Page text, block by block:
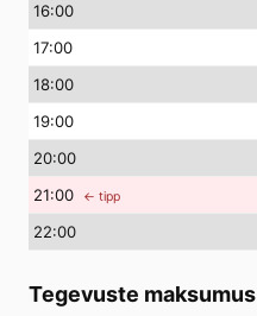
16:00
17:00
18:00
19:00
20:00
21:00 ← tipp
22:00
Tegevuste maksumus